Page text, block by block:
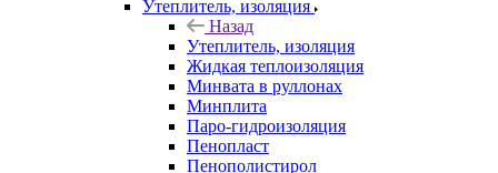
Утеплитель, изоляция
Назад
Утеплитель, изоляция
Жидкая теплоизоляция
Минвата в руллонах
Минплита
Паро-гидроизоляция
Пенопласт
Пенополистирол